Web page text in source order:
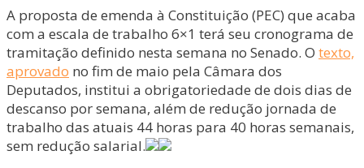
A proposta de emenda à Constituição (PEC) que acaba
com a escala de trabalho 6×1 terá seu cronograma de
tramitação definido nesta semana no Senado. O texto,
aprovado no fim de maio pela Câmara dos
Deputados, institui a obrigatoriedade de dois dias de
descanso por semana, além de redução jornada de
trabalho das atuais 44 horas para 40 horas semanais,
sem redução salarial.